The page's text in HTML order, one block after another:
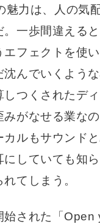
魅力は、人の気
。一歩間違える
エフェクトを使
沈んでいくよう
しつくされたデ
みがなせる業な
ルもサウンドと
にしていても知
てしまう。
始された「Open